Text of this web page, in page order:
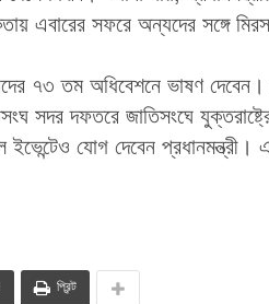
এবারের সফরে অন্যদের সঙ্গে
৭৩ তম অধিবেশনে ভাষণ
সদর দফতরে জাতিসংঘে
যোগ দেবেন প্রধানমন্ত্রী।
প্রিন্ট